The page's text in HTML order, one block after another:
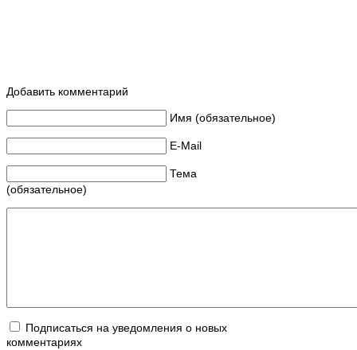
Добавить комментарий
Имя (обязательное)
E-Mail
Тема
(обязательное)
Подписаться на уведомления о новых
комментариях